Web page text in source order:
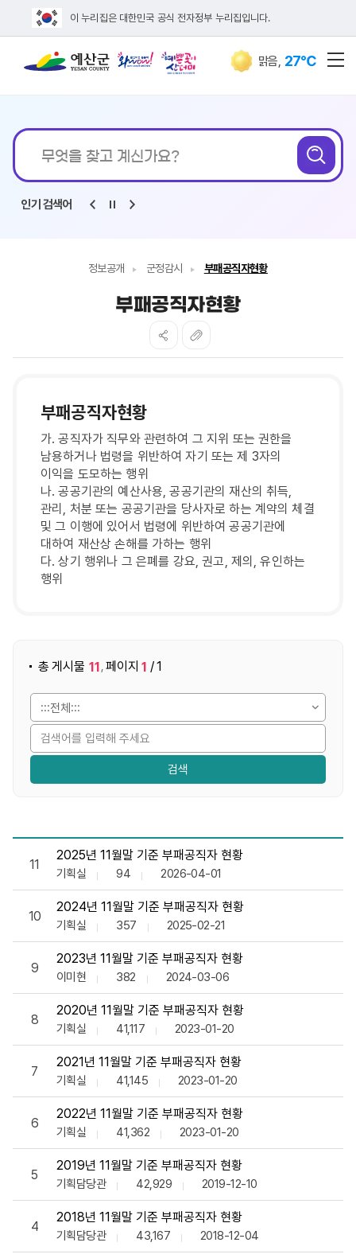
이 누리집은 대한민국 공식 전자정부 누리집입니다.
맑음, 27℃
통합검색
인기 검색어
정보공개 군정감시 부패공직자현황
부패공직자현황
부패공직자현황
가. 공직자가 직무와 관련하여 그 지위 또는 권한을
남용하거나 법령을 위반하여 자기 또는 제 3자의
이익을 도모하는 행위
나. 공공기관의 예산사용, 공공기관의 재산의 취득,
관리, 처분 또는 공공기관을 당사자로 하는 계약의 체결
및 그 이행에 있어서 법령에 위반하여 공공기관에
대하여 재산상 손해를 가하는 행위
다. 상기 행위나 그 은폐를 강요, 권고, 제의, 유인하는
행위
총 게시물 11 ,페이지1 / 1
부패공직자현황 목록으로 번호, 제목, 작성자, 조회수,등록일,
11
2025년 11월말 기준 부패공직자 현황
기획실 94 2026-04-01
10
2024년 11월말 기준 부패공직자 현황
기획실 357 2025-02-21
9
2023년 11월말 기준 부패공직자 현황
이미현 382 2024-03-06
8
2020년 11월말 기준 부패공직자 현황
기획실 41,117 2023-01-20
7
2021년 11월말 기준 부패공직자 현황
기획실 41,145 2023-01-20
6
2022년 11월말 기준 부패공직자 현황
기획실 41,362 2023-01-20
5
2019년 11월말 기준 부패공직자 현황
기획담당관 42,929 2019-12-10
4
2018년 11월말 기준 부패공직자 현황
기획담당관 43,167 2018-12-04